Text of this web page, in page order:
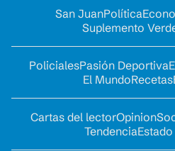
San JuanPolítica
Suplemento
PolicialesPasión Deportiva
El MundoRecetas
Cartas del lectorOpinion
Tendencia